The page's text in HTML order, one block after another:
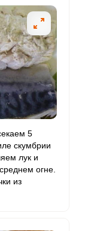
5
скумбрии
лук и
огне.
из